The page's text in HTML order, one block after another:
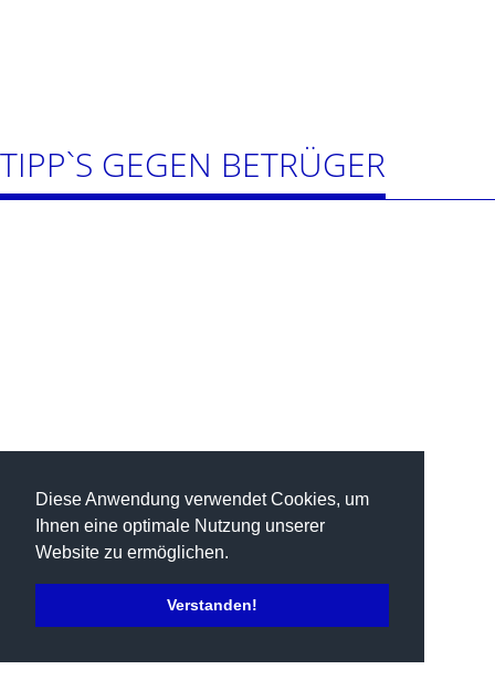
Diese Anwendung verwendet Cookies, um
Ihnen eine optimale Nutzung unserer
Website zu ermöglichen.
Verstanden!
TIPP`S GEGEN BETRÜGER